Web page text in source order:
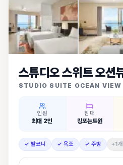
스튜디오 스위트 오션
STUDIO SUITE OCEAN VIEW
인원
최대 2인
침대
킹또는트윈
✓ 발코니 ✓ 욕조 ✓ 주방 +1